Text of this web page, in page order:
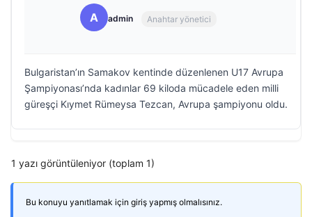
A admin Anahtar yönetici
Bulgaristan’ın Samakov kentinde düzenlenen U17 Avrupa
Şampiyonası’nda kadınlar 69 kiloda mücadele eden milli
güreşçi Kıymet Rümeysa Tezcan, Avrupa şampiyonu oldu.
1 yazı görüntüleniyor (toplam 1)
Bu konuyu yanıtlamak için giriş yapmış olmalısınız.